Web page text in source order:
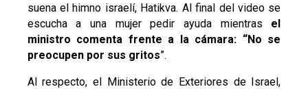
suena el himno israelí, Hatikva. Al final del video se
escucha a una mujer pedir ayuda mientras el
ministro comenta frente a la cámara: “No se
preocupen por sus gritos”.
Al respecto, el Ministerio de Exteriores de Israel,